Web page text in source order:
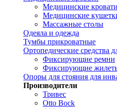
Медицинские
Медицинские
Массажные столы
Одеяла и одежда
Тумбы прикроватные
Ортопедические средства
Фиксирующие ремни
Фиксирующие
Опоры для стояния для
Производители
Тривес
Otto Bock